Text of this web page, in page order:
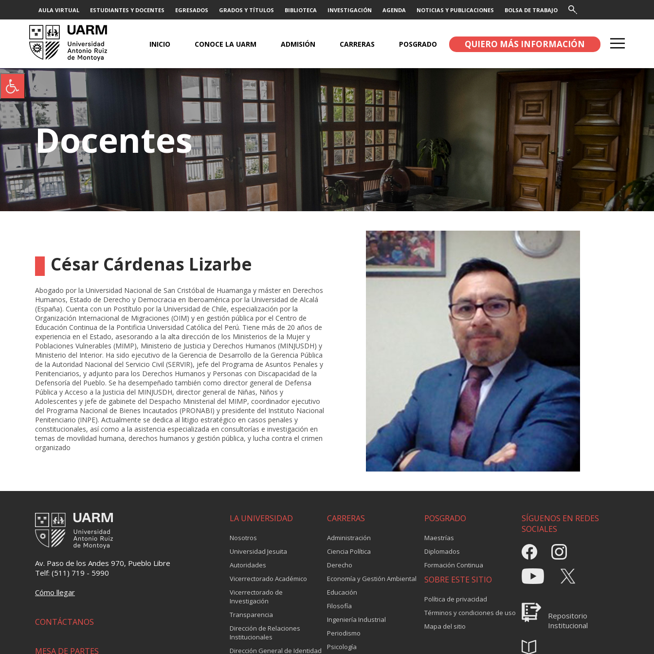
AULA VIRTUAL ESTUDIANTES Y DOCENTES EGRESADOS GRADOS Y TÍTULOS BIBLIOTECA INVESTIGACIÓN AGENDA NOTICIAS Y PUBLICACIONES BOLSA DE TRABAJO
INICIO CONOCE LA UARM ADMISIÓN CARRERAS POSGRADO QUIERO MÁS INFORMACIÓN
Docentes
César Cárdenas Lizarbe
Abogado por la Universidad Nacional de San Cristóbal de Huamanga y máster en Derechos
Humanos, Estado de Derecho y Democracia en Iberoamérica por la Universidad de Alcalá
(España). Cuenta con un Postítulo por la Universidad de Chile, especialización por la
Organización Internacional de Migraciones (OIM) y en gestión pública por el Centro de
Educación Continua de la Pontificia Universidad Católica del Perú. Tiene más de 20 años de
experiencia en el Estado, asesorando a la alta dirección de los Ministerios de la Mujer y
Poblaciones Vulnerables (MIMP), Ministerio de Justicia y Derechos Humanos (MINJUSDH) y
Ministerio del Interior. Ha sido ejecutivo de la Gerencia de Desarrollo de la Gerencia Pública
de la Autoridad Nacional del Servicio Civil (SERVIR), jefe del Programa de Asuntos Penales y
Penitenciarios, y adjunto para los Derechos Humanos y Personas con Discapacidad de la
Defensoría del Pueblo. Se ha desempeñado también como director general de Defensa
Pública y Acceso a la Justicia del MINJUSDH, director general de Niñas, Niños y
Adolescentes y jefe de gabinete del Despacho Ministerial del MIMP, coordinador ejecutivo
del Programa Nacional de Bienes Incautados (PRONABI) y presidente del Instituto Nacional
Penitenciario (INPE). Actualmente se dedica al litigio estratégico en casos penales y
constitucionales, así como a la asistencia especializada en consultorías e investigación en
temas de movilidad humana, derechos humanos y gestión pública, y lucha contra el crimen
organizado
Av. Paso de los Andes 970, Pueblo Libre
Telf: (511) 719 - 5990
Cómo llegar
CONTÁCTANOS
MESA DE PARTES
LA UNIVERSIDAD
Nosotros
Universidad Jesuita
Autoridades
Vicerrectorado Académico
Vicerrectorado de
Investigación
Transparencia
Dirección de Relaciones
Institucionales
Dirección General de Identidad
CARRERAS
Administración
Ciencia Política
Derecho
Economía y Gestión Ambiental
Educación
Filosofía
Ingeniería Industrial
Periodismo
Psicología
POSGRADO
Maestrías
Diplomados
Formación Continua
SOBRE ESTE SITIO
Política de privacidad
Términos y condiciones de uso
Mapa del sitio
SÍGUENOS EN REDES
SOCIALES
Repositorio
Institucional